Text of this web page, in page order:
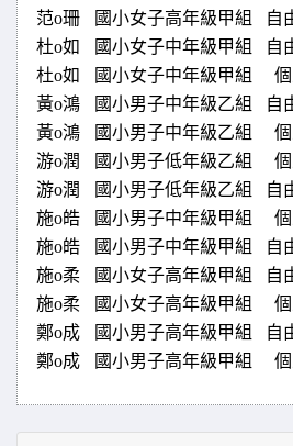
范o珊
國小女子高年級甲組 自
杜o如
國小女子中年級甲組 自
杜o如
國小女子中年級甲組
黃o鴻
國小男子中年級乙組 自
黃o鴻
國小男子中年級乙組
游o潤
國小男子低年級乙組
游o潤
國小男子低年級乙組 自
施o皓
國小男子中年級甲組
施o皓
國小男子中年級甲組 自
施o柔
國小女子高年級甲組 自
施o柔
國小女子高年級甲組
鄭o成
國小男子高年級甲組 自
鄭o成
國小男子高年級甲組